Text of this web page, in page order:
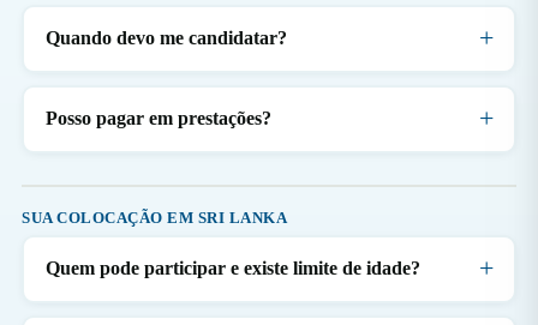
Quando devo me candidatar?
Posso pagar em prestações?
SUA COLOCAÇÃO EM SRI LANKA
Quem pode participar e existe limite de idade?